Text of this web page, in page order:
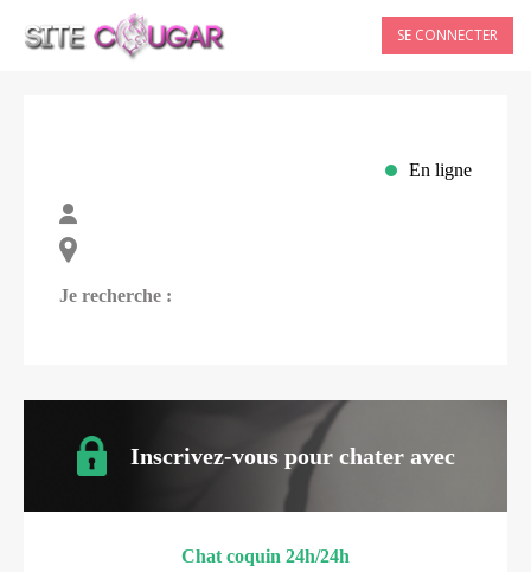
SE CONNECTER
En ligne
Je recherche :
Inscrivez-vous pour chater avec
Chat coquin 24h/24h